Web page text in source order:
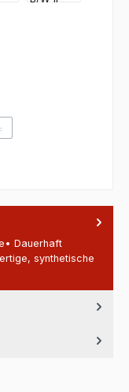
verfügbar.)
nicht verfügbar.)
ist zurzeit nicht verfügbar.)
Option ist zurzeit nicht
Dauerhaft
synthetische